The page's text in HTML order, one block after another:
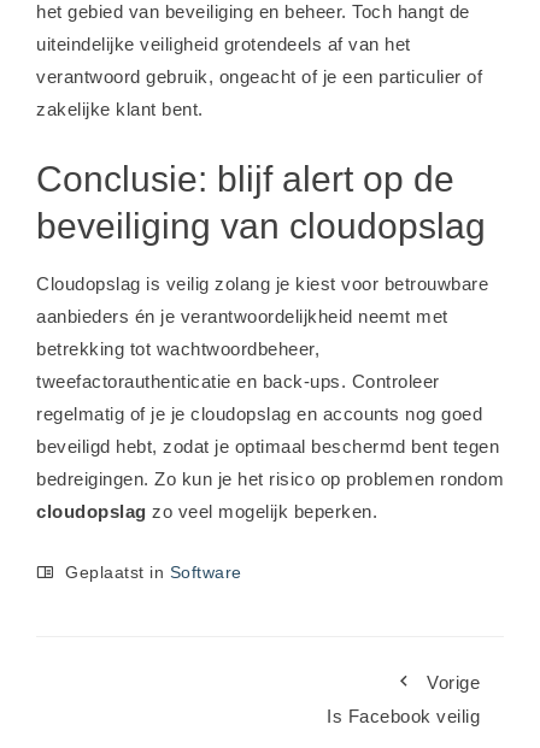
het gebied van beveiliging en beheer. Toch hangt de
uiteindelijke veiligheid grotendeels af van het
verantwoord gebruik, ongeacht of je een particulier of
zakelijke klant bent.
Conclusie: blijf alert op de
beveiliging van cloudopslag
Cloudopslag is veilig zolang je kiest voor betrouwbare
aanbieders én je verantwoordelijkheid neemt met
betrekking tot wachtwoordbeheer,
tweefactorauthenticatie en back-ups. Controleer
regelmatig of je je cloudopslag en accounts nog goed
beveiligd hebt, zodat je optimaal beschermd bent tegen
bedreigingen. Zo kun je het risico op problemen rondom
cloudopslag zo veel mogelijk beperken.
Geplaatst in Software
Vorige
Is Facebook veilig